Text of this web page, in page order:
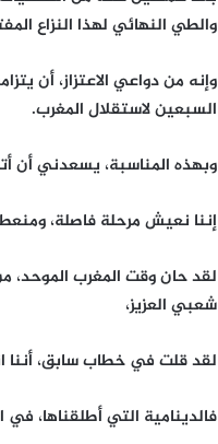
والطي النهائي لهذا النزاع
وإنه من دواعي الاعتزاز، أن
السبعين لاستقلال المغرب.
وبهذه المناسبة، يسعدني أن
إننا نعيش مرحلة فاصلة، ومنعطفا حاسما،
لقد حان وقت المغرب الموحد،
شعبي العزيز،
لقد قلت في خطاب سابق، أننا
فالدينامية التي أطلقناها،